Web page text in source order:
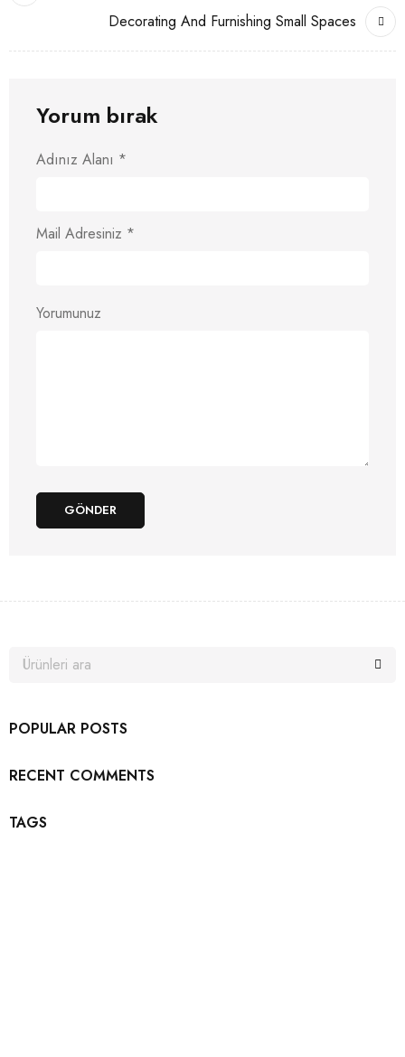
Decorating And Furnishing Small Spaces
Yorum bırak
Adınız Alanı *
Mail Adresiniz *
Yorumunuz
GÖNDER
POPULAR POSTS
RECENT COMMENTS
TAGS